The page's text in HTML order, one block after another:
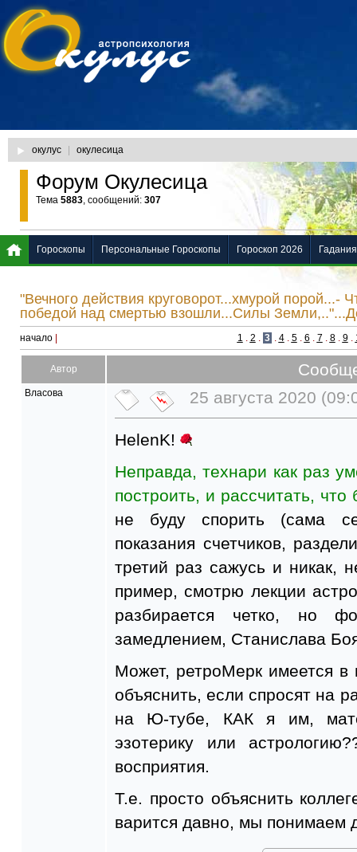
окулус окулесица
Форум Окулесица
Тема 5883, сообщений: 307
"Вечного действия круговорот...хмурой порой...-
победой над смертью взошли...Силы
начало 1 . 2 . 3 . 4 . 5 . 6 . 7 . 8 . 9 .
Автор
Власова 25 августа 2020
HelenK!
Неправда, технари как раз
построить, и рассчитать, что
не буду спорить (сама
показания счетчиков,
третий раз сажусь и никак,
пример, смотрю лекции
разбирается четко, но
замедлением, Станислава
Может, ретроМерк имеется
объяснить, если спросят на
на Ю-тубе, КАК я им,
эзотерику или
восприятия.
Т.е. просто объяснить
варится давно, мы понимаем
Гороскопы Персональные Гороскопы Гороскоп 2026 Гадания